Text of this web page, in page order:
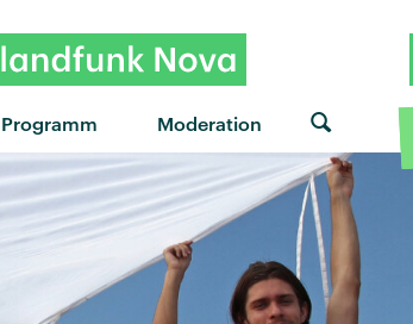
Programm Moderation
"It Could've Been You" von Hannah Grae · "It